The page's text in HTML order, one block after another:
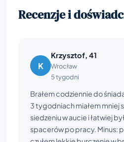
Recenzje i
K
Krzysztof, 41
Wrocław
5 tygodni
Brałem codziennie do
3 tygodniach miałem mniej
siedzeniu w aucie i łatwiej
spacerów po pracy. Minus: